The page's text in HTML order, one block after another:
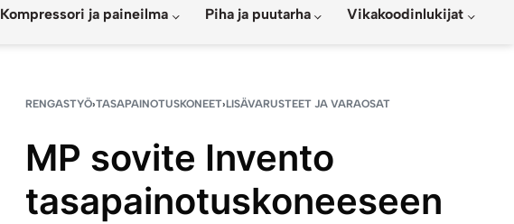
Kompressori ja paineilma Piha ja puutarha Vikakoodinlukijat
RENGASTYÖ›TASAPAINOTUSKONEET›LISÄVARUSTEET JA VARAOSAT
MP sovite Invento
tasapainotuskoneeseen